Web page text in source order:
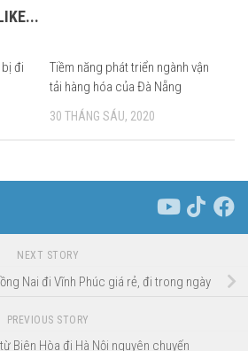
đi
Tiềm năng phát triển ngành vận
tải hàng hóa của Đà Nẵng
30 THÁNG SÁU, 2020
NEXT STORY
Nai đi Vĩnh Phúc giá rẻ, đi trong ngày
PREVIOUS STORY
Biên Hòa đi Hà Nội nguyên chuyến